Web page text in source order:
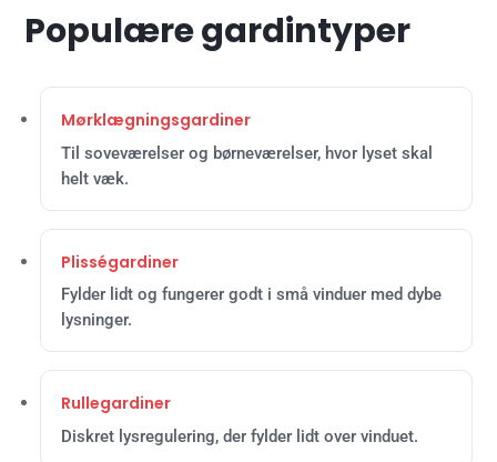
Populære gardintyper
Mørklægningsgardiner
Til soveværelser og børneværelser, hvor lyset skal
helt væk.
Plisségardiner
Fylder lidt og fungerer godt i små vinduer med dybe
lysninger.
Rullegardiner
Diskret lysregulering, der fylder lidt over vinduet.